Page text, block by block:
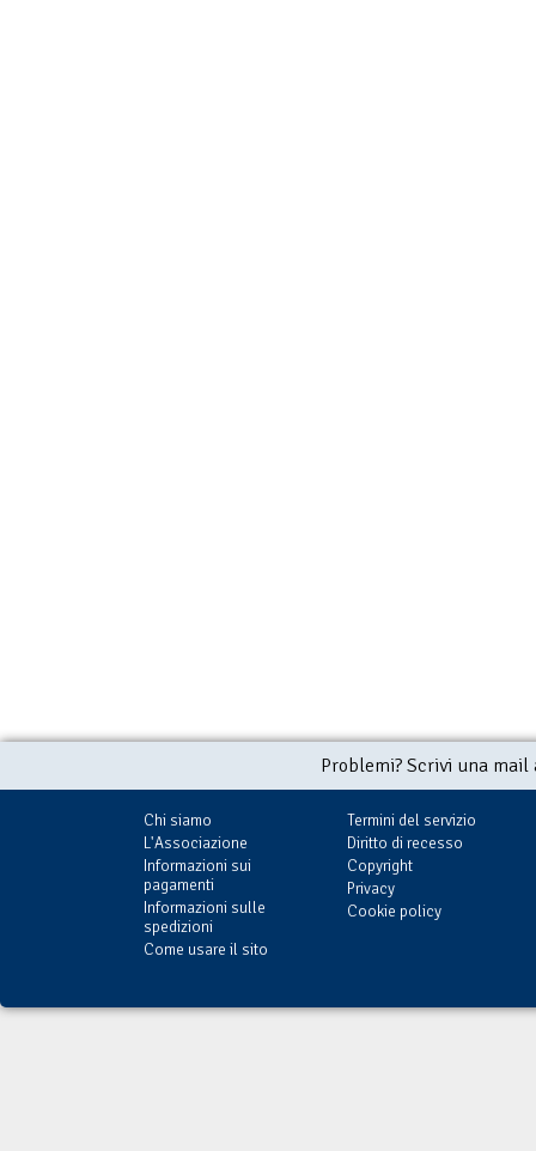
Problemi? Scrivi una
Chi siamo
L'Associazione
Informazioni sui
pagamenti
Informazioni sulle
spedizioni
Come usare il sito
Termini del servizio
Diritto di recesso
Copyright
Privacy
Cookie policy